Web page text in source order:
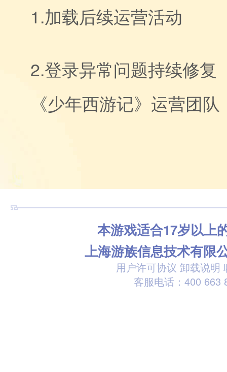
1.加载后续运营活动
2.登录异常问题持续修复
《少年西游记》运营团队
本游戏适合17岁以上
上海游族信息技术有限
用户许可协议 卸载说明
客服电话：400 663